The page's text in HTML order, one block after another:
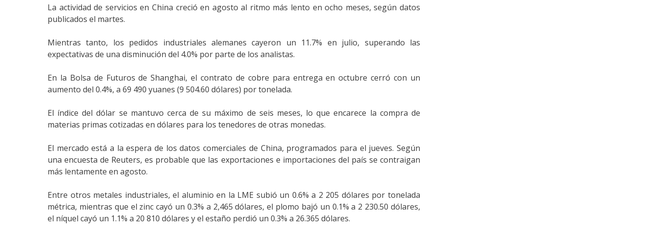
La actividad de servicios en China creció en agosto al ritmo más lento en ocho meses, según datos
publicados el martes.
Mientras tanto, los pedidos industriales alemanes cayeron un 11.7% en julio, superando las
expectativas de una disminución del 4.0% por parte de los analistas.
En la Bolsa de Futuros de Shanghai, el contrato de cobre para entrega en octubre cerró con un
aumento del 0.4%, a 69 490 yuanes (9 504.60 dólares) por tonelada.
El índice del dólar se mantuvo cerca de su máximo de seis meses, lo que encarece la compra de
materias primas cotizadas en dólares para los tenedores de otras monedas.
El mercado está a la espera de los datos comerciales de China, programados para el jueves. Según
una encuesta de Reuters, es probable que las exportaciones e importaciones del país se contraigan
más lentamente en agosto.
Entre otros metales industriales, el aluminio en la LME subió un 0.6% a 2 205 dólares por tonelada
métrica, mientras que el zinc cayó un 0.3% a 2,465 dólares, el plomo bajó un 0.1% a 2 230.50 dólares,
el níquel cayó un 1.1% a 20 810 dólares y el estaño perdió un 0.3% a 26.365 dólares.